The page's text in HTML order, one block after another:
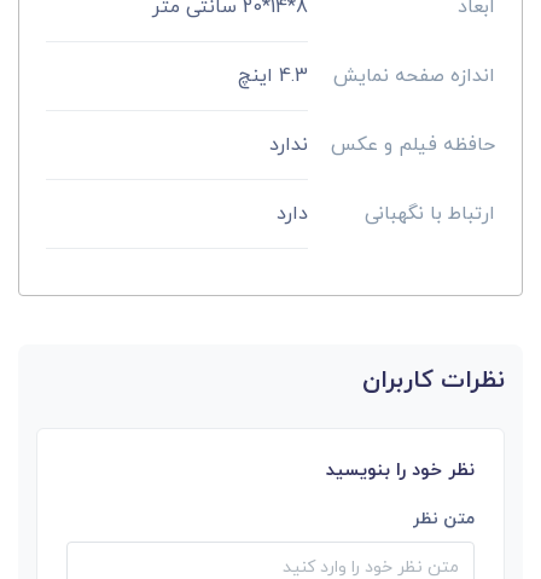
ابعاد 8*14*20 سانتی متر
اندازه صفحه نمایش 4.3 اینچ
حافظه فیلم و عکس ندارد
ارتباط با نگهبانی دارد
نظرات کاربران
نظر خود را بنویسید
متن نظر